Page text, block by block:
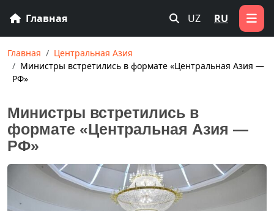
Главная UZ RU
Главная
Центральная Азия
Министры встретились в формате «Центральная Азия —
РФ»
Министры встретились в
формате «Центральная Азия —
РФ»